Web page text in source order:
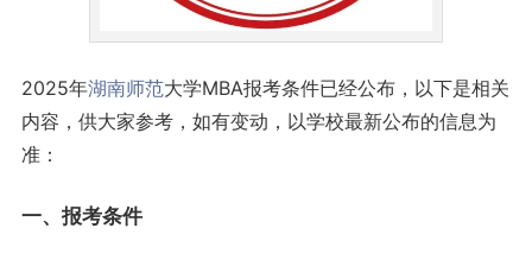
2025年湖南师范大学MBA报考条件已经公布，以下是相关
内容，供大家参考，如有变动，以学校最新公布的信息为
准：
一、报考条件